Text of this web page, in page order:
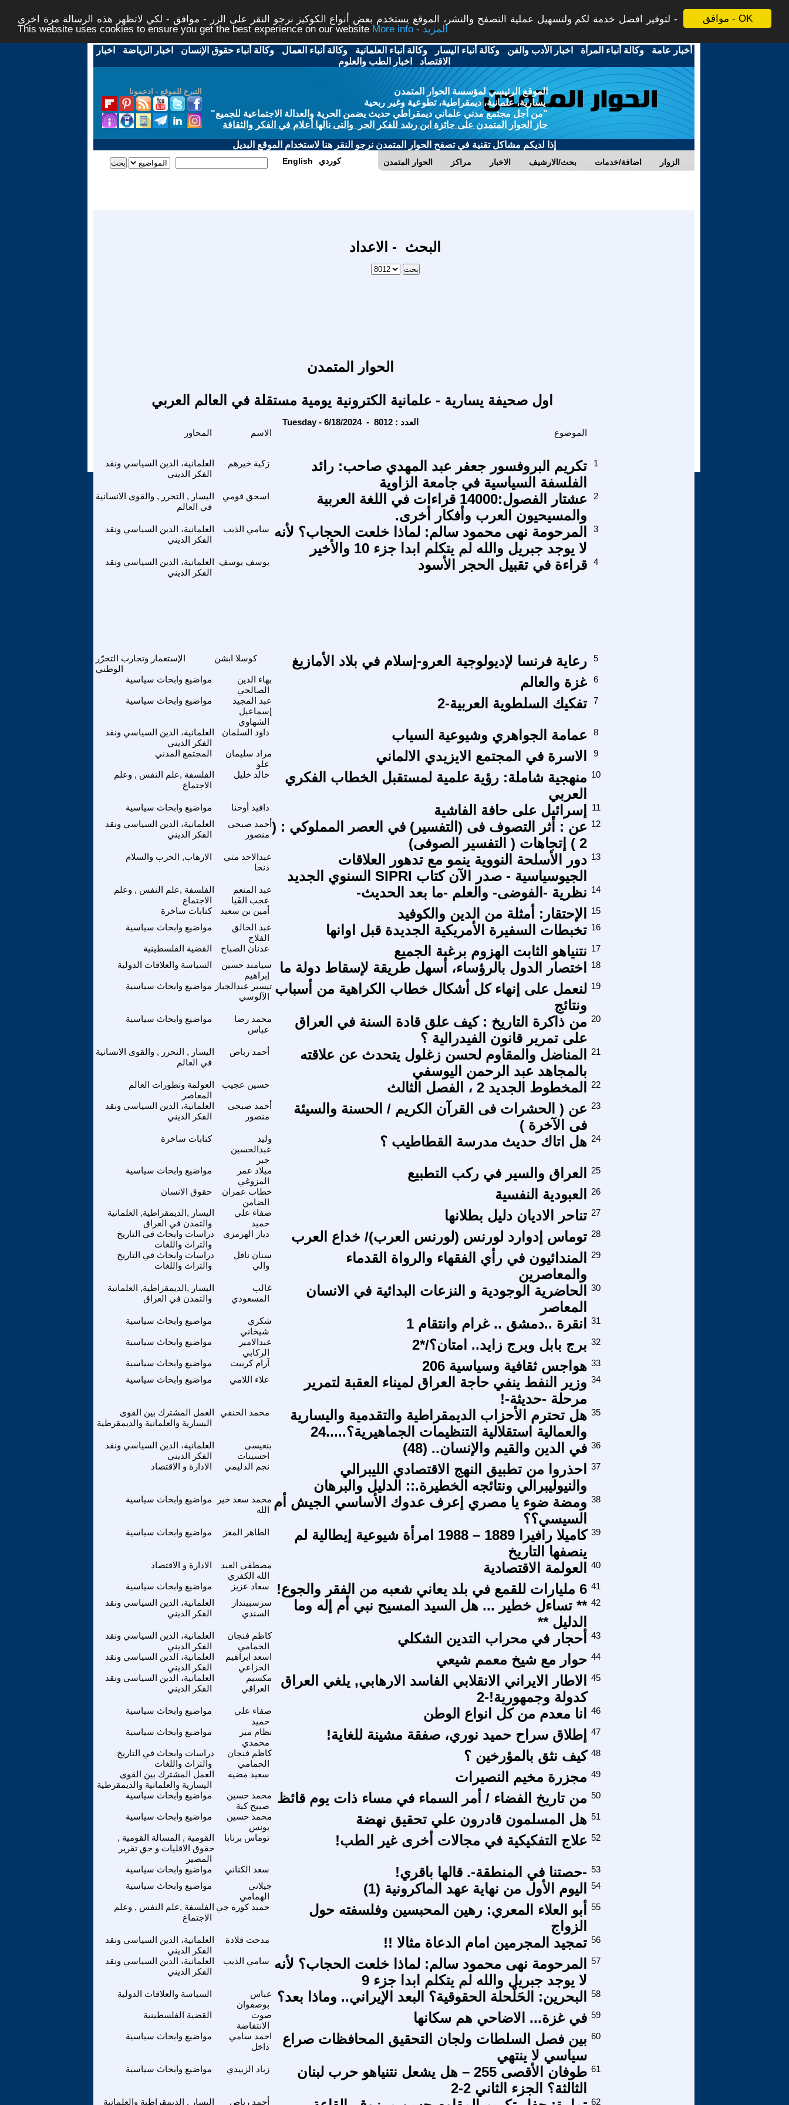
موافق - OK
لتوفير افضل خدمة لكم ولتسهيل عملية التصفح والنشر، الموقع يستخدم بعض أنواع الكوكيز نرجو النقر على الزر - موافق - لكي لاتظهر هذه الرسالة مرة اخرى -
This website uses cookies to ensure you get the best experience on our website
More info - المزيد
أخبار عامة -وكالة أنباء المرأة - اخبار الأدب والفن -وكالة أنباء اليسار -وكالة أنباء العلمانية -وكالة أنباء العمال -وكالة أنباء حقوق الإنسان - اخبار الرياضة - اخبار
الاقتصاد - اخبار الطب والعلوم
التبرع للموقع - ادعمونا
الموقع الرئيسي لمؤسسة الحوار المتمدن
يسارية، علمانية، ديمقراطية، تطوعية وغير ربحية
"من أجل مجتمع مدني علماني ديمقراطي حديث يضمن الحرية والعدالة الاجتماعية للجميع"
حاز الحوار المتمدن على جائزة ابن رشد للفكر الحر والتى نالها أعلام في الفكر والثقافة
إذا لديكم مشاكل تقنية في تصفح الحوار المتمدن نرجو النقر هنا لاستخدام الموقع البديل
الحوار المتمدن مراكز الاخبار بحث/الارشيف اضافة/خدمات الزوار English كوردي
البحث - الاعداد
الحوار المتمدن
اول صحيفة يسارية - علمانية الكترونية يومية مستقلة في العالم العربي
Tuesday - 6/18/2024 - العدد : 8012
الاسم الموضوع
العلمانية، الدين السياسي ونقد
الفكر الديني
زكية خيرهم
تكريم البروفسور جعفر عبد المهدي صاحب: رائد
الفلسفة السياسية في جامعة الزاوية
1
اليسار , التحرر , والقوى الانسانية
في العالم
اسحق قومي
عشتار الفصول:14000 قراءات في اللغة العربية
والمسيحيون العرب وأفكار أخرى.
2
العلمانية، الدين السياسي ونقد
الفكر الديني
سامي الذيب المرحومة نهى محمود سالم: لماذا خلعت الحجاب؟ لأنه
لا يوجد جبريل والله لم يتكلم ابدا جزء 10 والأخير
3
العلمانية، الدين السياسي ونقد
الفكر الديني
يوسف يوسف قراءة في تقبيل الحجر الأسود 4
الإستعمار وتجارب التحرّر
الوطني
كوسلا ابشن رعاية فرنسا لإديولوجية العرو-إسلام في بلاد الأمازيغ 5
مواضيع وابحاث سياسية
بهاء الدين
الصالحي
غزة والعالم 6
مواضيع وابحاث سياسية
عبد المجيد
إسماعيل
الشهاوي
تفكيك السلطوية العربية-2 7
العلمانية، الدين السياسي ونقد
الفكر الديني
داود السلمان عمامة الجواهري وشيوعية السياب 8
المجتمع المدني
مراد سليمان
علو
الاسرة في المجتمع الايزيدي الالماني 9
الفلسفة ,علم النفس , وعلم
الاجتماع
خالد خليل
منهجية شاملة: رؤية علمية لمستقبل الخطاب الفكري
العربي
10
مواضيع وابحاث سياسية دافيد أوحنا إسرائيل على حافة الفاشية
11
العلمانية، الدين السياسي ونقد
الفكر الديني
أحمد صبحى
منصور عن : أثر التصوف فى (التفسير) في العصر المملوكي : (
2 ) إتجاهات ( التفسير الصوفى)
12
الارهاب, الحرب والسلام
عبدالاحد متي
دنحا
دور الأسلحة النووية ينمو مع تدهور العلاقات
الجيوسياسية - صدر الآن كتاب SIPRI السنوي الجديد
13
الفلسفة ,علم النفس , وعلم
الاجتماع
عبد المنعم
عجب الفَيا
نظرية -الفوضى- والعلم -ما بعد الحديث- 14
كتابات ساخرة أمين بن سعيد الإحتقار: أمثلة من الدين والكوفيد
15
مواضيع وابحاث سياسية
عبد الخالق
الفلاح
تخبطات السفيرة الأمريكية الجديدة قبل اوانها 16
القضية الفلسطينية عدنان الصباح نتنياهو الثابت الهزوم برغبة الجميع 17
السياسة والعلاقات الدولية
سيامند حسين
إبراهيم
اختصار الدول بالرؤساء، أسهل طريقة لإسقاط دولة ما 18
مواضيع وابحاث سياسية تيسير عبدالجبار
الآلوسي
لنعمل على إنهاء كل أشكال خطاب الكراهية من أسباب
ونتائج
19
مواضيع وابحاث سياسية
محمد رضا
عباس
من ذاكرة التاريخ : كيف علق قادة السنة في العراق
على تمرير قانون الفيدرالية ؟
20
اليسار , التحرر , والقوى الانسانية
في العالم
أحمد رباص
المناضل والمقاوم لحسن زغلول يتحدث عن علاقته
بالمجاهد عبد الرحمن اليوسفي
21
العولمة وتطورات العالم
المعاصر
حسين عجيب المخطوط الجديد 2 ، الفصل الثالث 22
العلمانية، الدين السياسي ونقد
الفكر الديني
أحمد صبحى
منصور
عن ( الحشرات فى القرآن الكريم / الحسنة والسيئة
فى الآخرة )
23
كتابات ساخرة
وليد
عبدالحسين
جبر
هل اتاك حديث مدرسة القطاطيب ؟ 24
مواضيع وابحاث سياسية
ميلاد عمر
المزوغي
العراق والسير في ركب التطبيع 25
حقوق الانسان
خطاب عمران
الضامن
العبودية النفسية 26
اليسار ,الديمقراطية, العلمانية
والتمدن في العراق
صفاء علي
حميد
تناحر الاديان دليل بطلانها 27
دراسات وابحاث في التاريخ
والتراث واللغات
ديار الهرمزي توماس إدوارد لورنس (لورنس العرب)/ خداع العرب 28
دراسات وابحاث في التاريخ
والتراث واللغات
سنان نافل
والي
المندائيون في رأي الفقهاء والرواة القدماء
والمعاصرين
29
اليسار ,الديمقراطية, العلمانية
والتمدن في العراق
غالب
المسعودي
الحاضرية الوجودية و النزعات البدائية في الانسان
المعاصر
30
مواضيع وابحاث سياسية
شكري
شيخاني
انقرة ..دمشق .. غرام وانتقام 1 31
مواضيع وابحاث سياسية
عبدالامير
الركابي
برج بابل وبرج زايد.. امتان؟/*2 32
مواضيع وابحاث سياسية آرام كربيت هواجس ثقافية وسياسية 206 33
مواضيع وابحاث سياسية
علاء اللامي
وزير النفط ينفي حاجة العراق لميناء العقبة لتمرير
مرحلة -حديثة-!
34
العمل المشترك بين القوى
اليسارية والعلمانية والديمقرطية
محمد الحنفي
هل تحترم الأحزاب الديمقراطية والتقدمية واليسارية
والعمالية استقلالية التنظيمات الجماهيرية؟.....24
35
العلمانية، الدين السياسي ونقد
الفكر الديني
بنعيسى
احسينات
في الدين والقيم والإنسان.. (48) 36
الادارة و الاقتصاد نجم الدليمي
احذروا من تطبيق النهج الاقتصادي الليبرالي
والنيوليبرالي ونتائجه الخطيرة.:: الدليل والبرهان
37
مواضيع وابحاث سياسية
محمد سعد خير
الله ومضة ضوء يا مصري إعرف عدوك الأساسي الجيش أم
السيسي؟؟
38
مواضيع وابحاث سياسية الطاهر المعز
كاميلا رافيرا 1889 – 1988 امرأة شيوعية إيطالية لم
ينصفها التاريخ
39
الادارة و الاقتصاد
مصطفى العبد
الله الكفري
العولمة الاقتصادية 40
مواضيع وابحاث سياسية سعاد عزيز 6 مليارات للقمع في بلد يعاني شعبه من الفقر والجوع! 41
العلمانية، الدين السياسي ونقد
الفكر الديني
سرسبيندار
السندي
** تساءل خطير ... هل السيد المسيح نبي أم إله وما
الدليل **
42
العلمانية، الدين السياسي ونقد
الفكر الديني
كاظم فنجان
الحمامي
أحجار في محراب التدين الشكلي 43
العلمانية، الدين السياسي ونقد
الفكر الديني
اسعد ابراهيم
الخزاعي
حوار مع شيخ معمم شيعي 44
العلمانية، الدين السياسي ونقد
الفكر الديني
مكسيم
العراقي
الاطار الايراني الانقلابي الفاسد الارهابي, يلغي العراق
كدولة وجمهورية!-2
45
مواضيع وابحاث سياسية
صفاء علي
حميد
انا معدم من كل انواع الوطن 46
مواضيع وابحاث سياسية
نظام مير
محمدي
إطلاق سراح حميد نوري، صفقة مشينة للغاية! 47
دراسات وابحاث في التاريخ
والتراث واللغات
كاظم فنجان
الحمامي
كيف نثق بالمؤرخين ؟ 48
العمل المشترك بين القوى
اليسارية والعلمانية والديمقرطية
سعيد مضيه مجزرة مخيم النصيرات 49
مواضيع وابحاث سياسية
محمد حسين
صبيح كبة
من تاريخ الفضاء / أمر السماء في مساء ذات يوم قائظ 50
مواضيع وابحاث سياسية
محمد حسين
يونس
هل المسلمون قادرون علي تحقيق نهضة 51
القومية , المسالة القومية ,
حقوق الاقليات و حق تقرير
المصير
توماس برنابا علاج التفكيكية في مجالات أخرى غير الطب! 52
مواضيع وابحاث سياسية سعد الكناني -حصتنا في المنطقة-. قالها باقري! 53
مواضيع وابحاث سياسية
جيلاني
الهمامي
اليوم الأول من نهاية عهد الماكرونية (1) 54
الفلسفة ,علم النفس , وعلم
الاجتماع
حميد كوره جي
أبو العلاء المعري: رهين المحبسين وفلسفته حول
الزواج
55
العلمانية، الدين السياسي ونقد
الفكر الديني
مدحت قلادة تمجيد المجرمين امام الدعاة مثالا !! 56
العلمانية، الدين السياسي ونقد
الفكر الديني
سامي الذيب المرحومة نهى محمود سالم: لماذا خلعت الحجاب؟ لأنه
لا يوجد جبريل والله لم يتكلم ابدا جزء 9
57
السياسة والعلاقات الدولية
عباس
بوصفوان
البحرين: الحَلْحلة الحقوقية؟ البعد الإيراني.. وماذا بعد؟ 58
القضية الفلسطينية
صوت
الانتفاضة
في غزة... الاضاحي هم سكانها 59
مواضيع وابحاث سياسية
احمد سامي
داخل
بين فصل السلطات ولجان التحقيق المحافظات صراع
سياسي لا ينتهي
60
مواضيع وابحاث سياسية زياد الزبيدي
طوفان الأقصى 255 – هل يشعل نتنياهو حرب لبنان
الثالثة؟ الجزء الثاني 2-2
61
اليسار , الديمقراطية والعلمانية أحمد رباص 62